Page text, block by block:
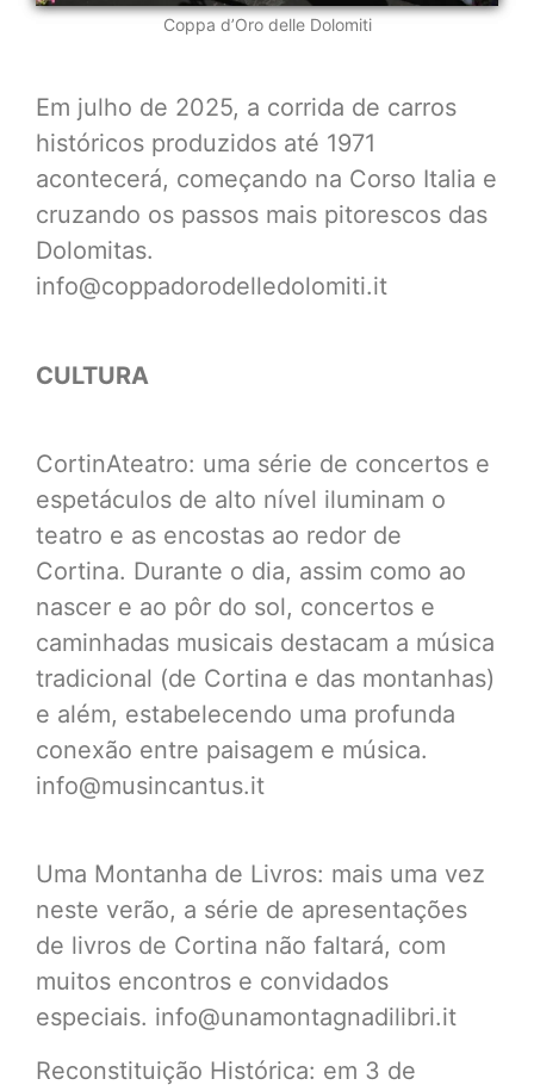
Coppa d’Oro delle Dolomiti
Em julho de 2025, a corrida de carros
históricos produzidos até 1971
acontecerá, começando na Corso Italia e
cruzando os passos mais pitorescos das
Dolomitas.
info@coppadorodelledolomiti.it
CULTURA
CortinAteatro: uma série de concertos e
espetáculos de alto nível iluminam o
teatro e as encostas ao redor de
Cortina. Durante o dia, assim como ao
nascer e ao pôr do sol, concertos e
caminhadas musicais destacam a música
tradicional (de Cortina e das montanhas)
e além, estabelecendo uma profunda
conexão entre paisagem e música.
info@musincantus.it
Uma Montanha de Livros: mais uma vez
neste verão, a série de apresentações
de livros de Cortina não faltará, com
muitos encontros e convidados
especiais. info@unamontagnadilibri.it
Reconstituição Histórica: em 3 de